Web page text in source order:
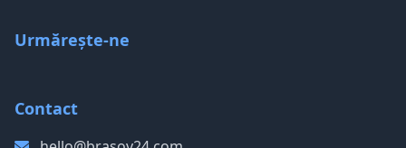
Urmărește-ne
Contact